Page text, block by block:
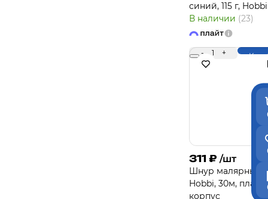
синий, 115 г, Hobbi
В наличии (23)
- 1 +
311 ₽ /шт
Шнур малярный
Hobbi, 30м,
корпус